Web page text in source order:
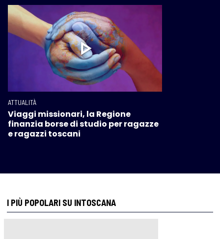
ATTUALITÀ
Viaggi missionari, la Regione
finanzia borse di studio per ragazze
e ragazzi toscani
I PIÙ POPOLARI SU INTOSCANA